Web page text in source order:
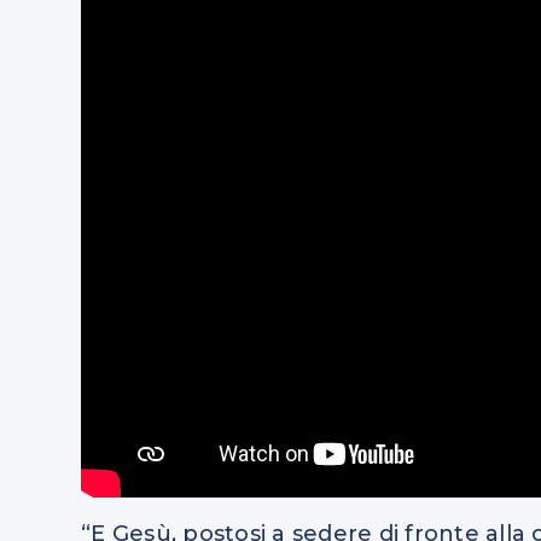
“E Gesù, postosi a sedere di fronte